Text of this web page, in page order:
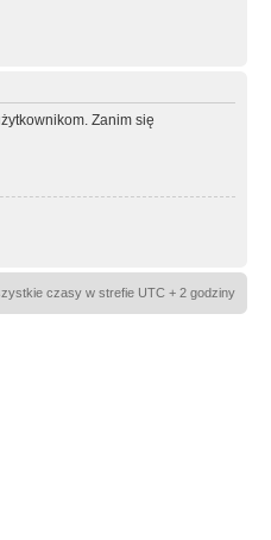
Zanim się
czasy w strefie UTC + 2 godziny